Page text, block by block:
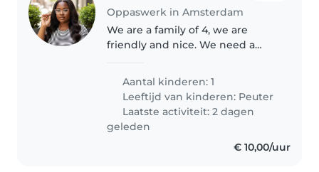
Oppaswerk in Amsterdam
We are a family of 4, we are
friendly and nice. We need a
from 6am and take him to
school at 7:30am about 5mins
walk from home since we have
to be..
Aantal kinderen: 1
Leeftijd van kinderen: Peuter
Laatste activiteit: 2 dagen
geleden
€ 10,00/uur